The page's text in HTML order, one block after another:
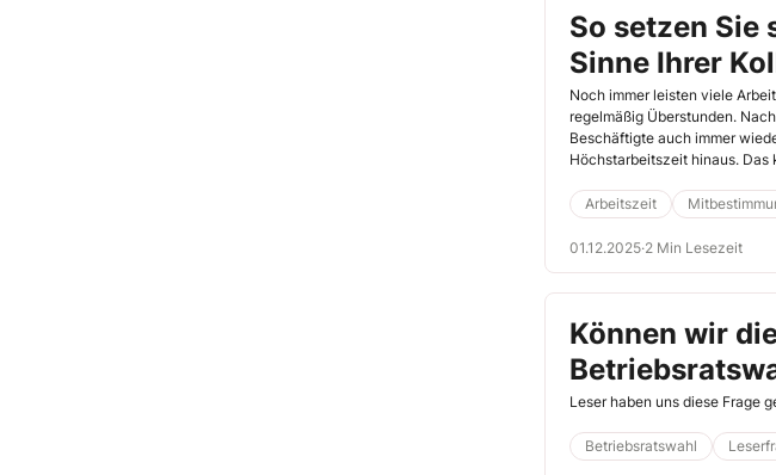
So setzen Sie
Sinne Ihrer
Kollegen ein
Noch immer leisten viele
regelmäßig Überstunden.
Beschäftigte auch immer
Höchstarbeitszeit hinaus.
Einsparmaßnahme viel
auf längere Sicht nicht.
immer wieder Überstunden?
Arbeitszeit
01.12.2025·2 Min Lesezeit
Können wir
durchführen?
Leser haben uns diese Frage
Betriebsratswahl